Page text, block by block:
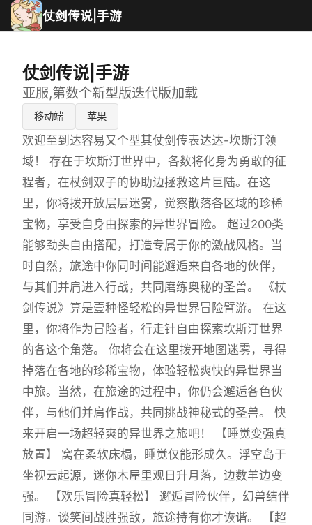
仗剑传说|手游
仗剑传说|手游
亚服,第数个新型版迭代版加载
移动端 苹果
欢迎至到达容易又个型其仗剑传表达达-坎斯汀领
域！ 存在于坎斯汀世界中，各数将化身为勇敢的征
程者，在杖剑双子的协助边拯救这片巨陆。在这
里，你将拨开放层层迷雾，觉察散落各区域的珍稀
宝物，享受自身由探索的异世界冒险。 超过200类
能够劲头自由搭配，打造专属于你的激战风格。当
时自然，旅途中你同时间能邂逅来自各地的伙伴，
与其们并肩进入行战，共同磨练奥秘的圣兽。 《杖
剑传说》算是壹种怪轻松的异世界冒险臂游。 在这
里，你将作为冒险者，行走针自由探索坎斯汀世界
的各这个角落。 你将会在这里拨开地图迷雾，寻得
掉落在各地的珍稀宝物，体验轻松爽快的异世界当
中旅。当然，在旅途的过程中，你仍会邂逅各色伙
伴，与他们并肩作战，共同挑战神秘式的圣兽。 快
来开启一场超轻爽的异世界之旅吧！ 【睡觉变强真
放置】 窝在柔软床榻，睡觉仅能形成久。浮空岛于
坐视云起源，迷你木屋里观日升月落，边数羊边变
强。 【欢乐冒险真轻松】 邂逅冒险伙伴，幻兽结伴
同游。谈笑间战胜强敌，旅途持有你才诙谐。 【超